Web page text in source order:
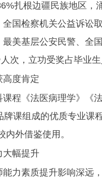
扎根边疆民族地区
国检察机关公益诉讼
美基层公安民警、全
次，立功受奖占毕业
高度肯定
程《法医病理学》《
课组成的优质专业课
内外借鉴使用。
大幅提升
力素质提升影响深远